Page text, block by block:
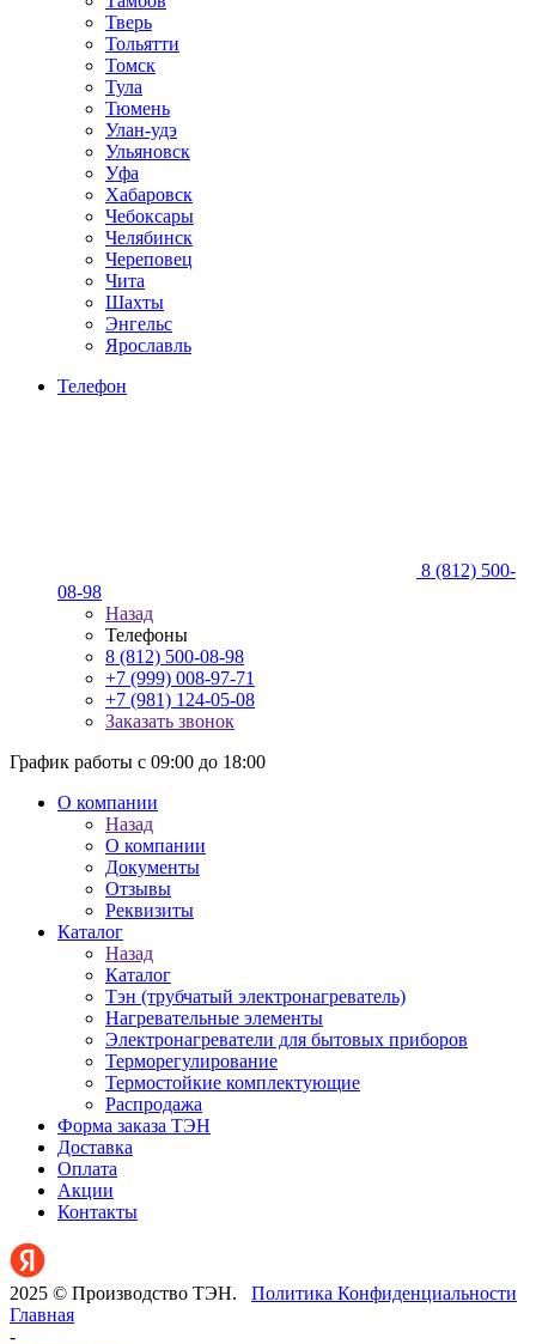
Тверь
Тольятти
Томск
Тула
Тюмень
Улан-удэ
Ульяновск
Уфа
Хабаровск
Чебоксары
Челябинск
Череповец
Чита
Шахты
Энгельс
Ярославль
Телефон
8 (812) 500-
08-98
Назад
Телефоны
8 (812) 500-08-98
+7 (999) 008-97-71
+7 (981) 124-05-08
Заказать звонок
График работы с 09:00 до 18:00
О компании
Назад
О компании
Документы
Отзывы
Реквизиты
Каталог
Назад
Каталог
Тэн (трубчатый электронагреватель)
Нагревательные элементы
Электронагреватели для бытовых приборов
Терморегулирование
Термостойкие комплектующие
Распродажа
Форма заказа ТЭН
Доставка
Оплата
Акции
Контакты
2025 © Производство ТЭН. Политика Конфиденциальности
Главная
-